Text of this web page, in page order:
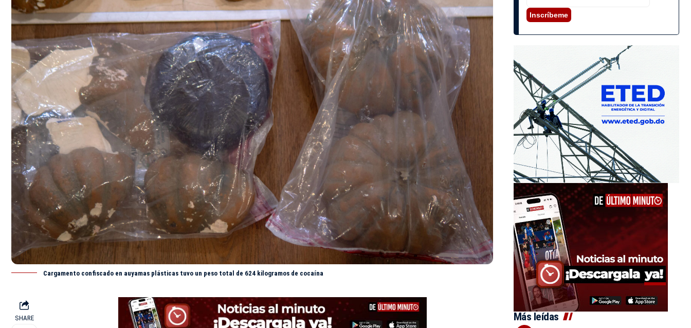
Cargamento confiscado en auyamas plásticas tuvo un peso total de 624 kilogramos de cocaína
SHARE
Inscríbeme
Más leídas